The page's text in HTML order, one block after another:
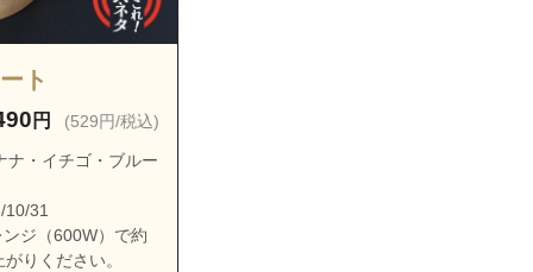
ト
円 (529円/税込)
・イチゴ・ブルー
10/31
ジ（600W）で約
りください。